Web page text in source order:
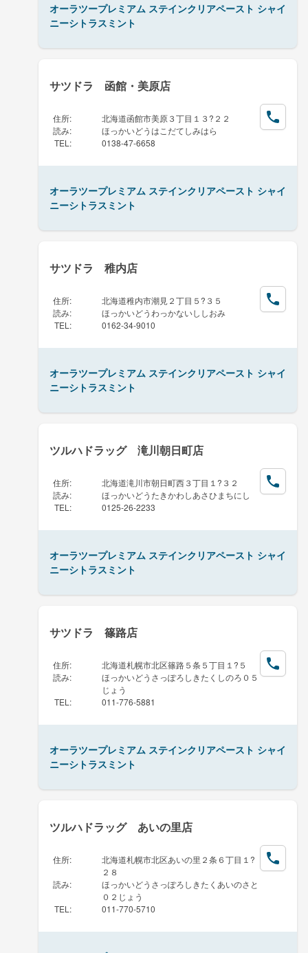
オーラツープレミアム ステインクリアペースト シャイ
ニーシトラスミント
サツドラ 函館・美原店
住所:
北海道函館市美原３丁目１３?２２
読み:
ほっかいどうはこだてしみはら
TEL : 0138-47-6658
オーラツープレミアム ステインクリアペースト シャイ
ニーシトラスミント
サツドラ 稚内店
住所:
北海道稚内市潮見２丁目５?３５
読み:
ほっかいどうわっかないししおみ
TEL : 0162-34-9010
オーラツープレミアム ステインクリアペースト シャイ
ニーシトラスミント
ツルハドラッグ 滝川朝日町店
住所:
北海道滝川市朝日町西３丁目１?３２
読み:
ほっかいどうたきかわしあさひまちにし
TEL : 0125-26-2233
オーラツープレミアム ステインクリアペースト シャイ
ニーシトラスミント
サツドラ 篠路店
住所:
北海道札幌市北区篠路５条５丁目１?５
読み:
ほっかいどうさっぽろしきたくしのろ０５
じょう
TEL : 011-776-5881
オーラツープレミアム ステインクリアペースト シャイ
ニーシトラスミント
ツルハドラッグ あいの里店
住所:
北海道札幌市北区あいの里２条６丁目１?
２８
読み:
ほっかいどうさっぽろしきたくあいのさと
０２じょう
TEL : 011-770-5710